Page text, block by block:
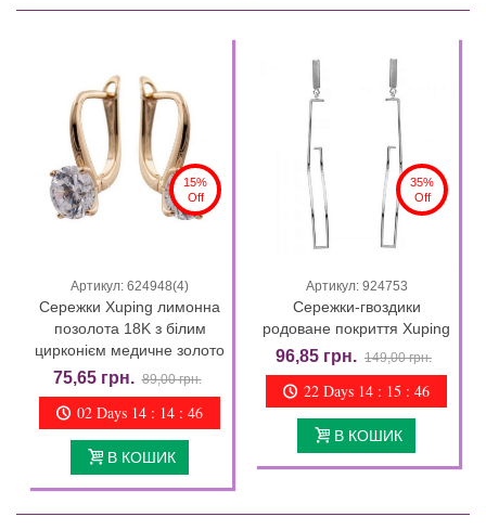
15%
Off
Артикул: 624948(4)
Сережки Xuping лимонна
позолота 18K з білим
цирконієм медичне золото
75,65 грн. 89,00 грн.
02 Days 14 : 14 : 44
В КОШИК
35%
Off
Артикул: 924753
Сережки-гвоздики
родоване покриття Xuping
96,85 грн. 149,00 грн.
22 Days 14 : 15 : 44
В КОШИК